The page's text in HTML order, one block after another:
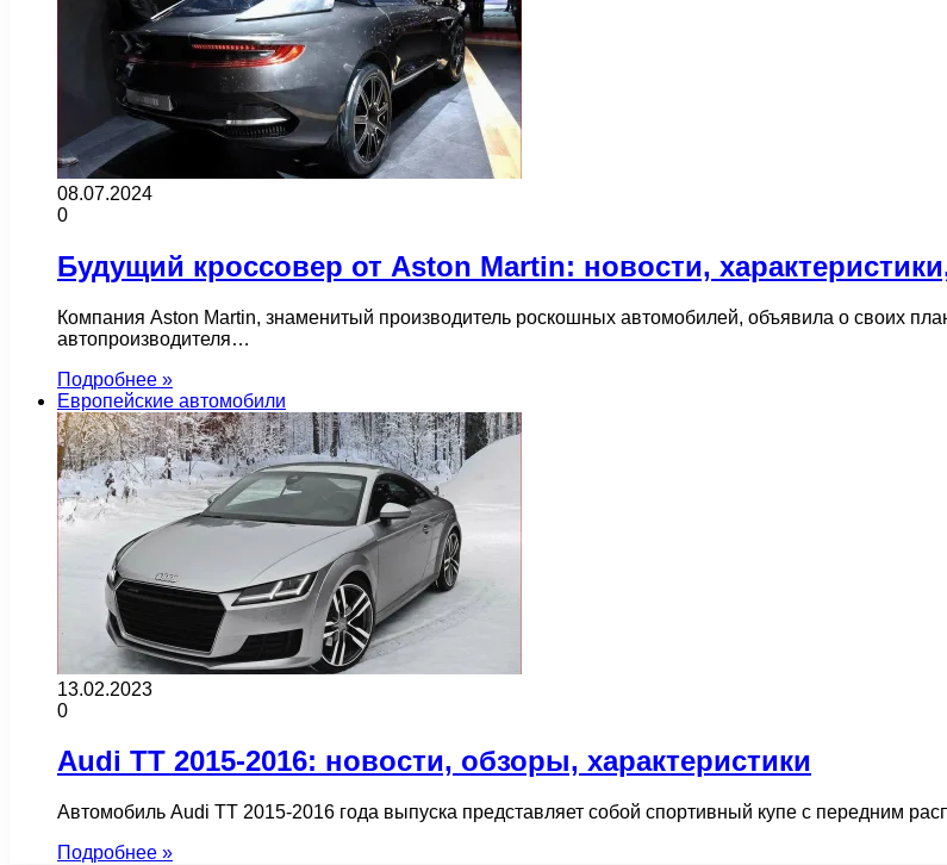
08.07.2024
0
Будущий кроссовер от Aston Martin: новости,
Компания Aston Martin, знаменитый производитель роскошных автомобилей, объявила о своих
автопроизводителя…
Подробнее »
Европейские автомобили
13.02.2023
0
Audi TT 2015-2016: новости, обзоры, характеристики
Автомобиль Audi TT 2015-2016 года выпуска представляет собой спортивный купе с передним
Подробнее »